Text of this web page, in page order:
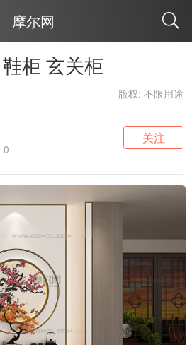
摩尔网
柜 玄关柜
版权: 不限用途
0
关注
取消